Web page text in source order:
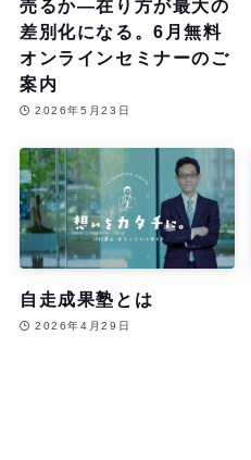
売るか—在り方が最大の
差別化になる。6月無料
オンラインセミナーのご
案内
2026年5月23日
自走成果塾とは
2026年4月29日